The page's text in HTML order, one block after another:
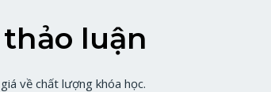
luận
về chất lượng khóa học.